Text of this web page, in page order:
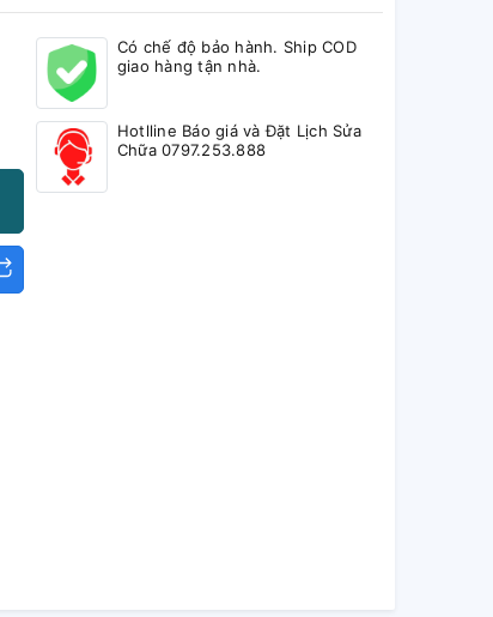
Có chế độ bảo hành. Ship COD
giao hàng tận nhà.
Hotlline Báo giá và Đặt Lịch Sửa
Chữa 0797.253.888